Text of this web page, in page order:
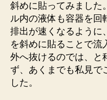
斜めに貼ってみました
ル内の液体も容器を回
排出が速くなるように
を斜めに貼ることで流
外へ抜けるのでは、と
ず、あくまでも私見で
した。